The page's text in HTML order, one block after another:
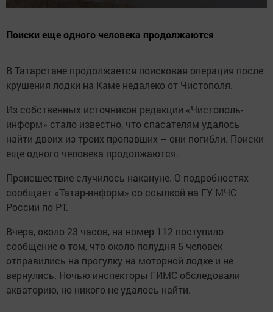
Поиски еще одного человека продолжаются
В Татарстане продолжается поисковая операция после
крушения лодки на Каме недалеко от Чистополя.
Из собственных источников редакции «Чистополь-
информ» стало известно, что спасателям удалось
найти двоих из троих пропавших – они погибли. Поиски
еще одного человека продолжаются.
Происшествие случилось накануне. О подробностях
сообщает «Татар-информ» со ссылкой на ГУ МЧС
России по РТ.
Вчера, около 23 часов, на номер 112 поступило
сообщение о том, что около полудня 5 человек
отправились на прогулку на моторной лодке и не
вернулись. Ночью инспекторы ГИМС обследовали
акваторию, но никого не удалось найти.